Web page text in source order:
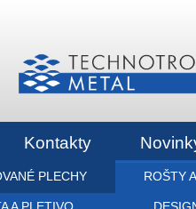
PLECHY ROŠTY
Kontakty